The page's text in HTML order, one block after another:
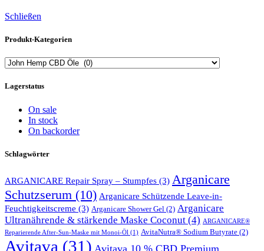
Schließen
Produkt-Kategorien
Lagerstatus
On sale
In stock
On backorder
Schlagwörter
ARGANICARE Repair Spray – Stumpfes (3) Arganicare
Schutzserum (10) Arganicare Schützende Leave-in-
Feuchtigkeitscreme (3) Arganicare Shower Gel (2) Arganicare
Ultranährende & stärkende Maske Coconut (4) ARGANICARE®
Reparierende After-Sun-Maske mit Monoi-Öl (1) AvitaNutra® Sodium Butyrate (2)
Avitava (31) Avitava 10 % CBD Premium